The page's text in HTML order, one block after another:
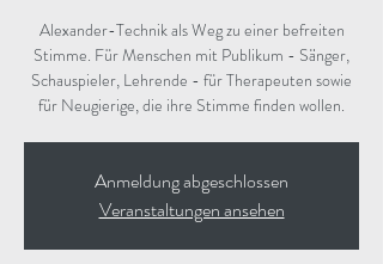
Alexander-Technik als Weg zu einer befreiten
Stimme. Für Menschen mit Publikum - Sänger,
Schauspieler, Lehrende - für Therapeuten sowie
für Neugierige, die ihre Stimme finden wollen.
Anmeldung abgeschlossen
Veranstaltungen ansehen